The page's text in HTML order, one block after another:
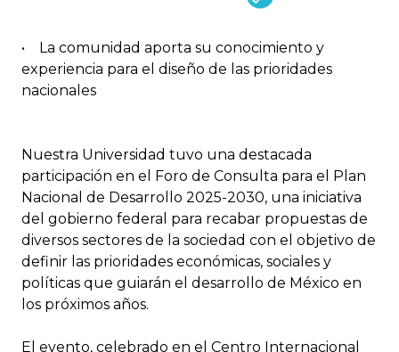
• La comunidad aporta su conocimiento y
experiencia para el diseño de las prioridades
nacionales
Nuestra Universidad tuvo una destacada
participación en el Foro de Consulta para el Plan
Nacional de Desarrollo 2025-2030, una iniciativa
del gobierno federal para recabar propuestas de
diversos sectores de la sociedad con el objetivo de
definir las prioridades económicas, sociales y
políticas que guiarán el desarrollo de México en
los próximos años.
El evento, celebrado en el Centro Internacional